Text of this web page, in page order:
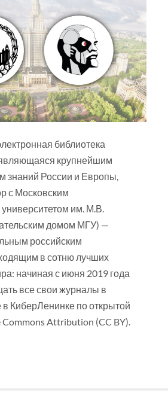
библиотека
крупнейшим
знаний России и Европы,
с Московским
им. М.В.
домом МГУ) —
российским
в сотню лучших
начиная с июня 2019 года
все свои журналы в
в КиберЛенинке по открытой
Attribution (CC BY).